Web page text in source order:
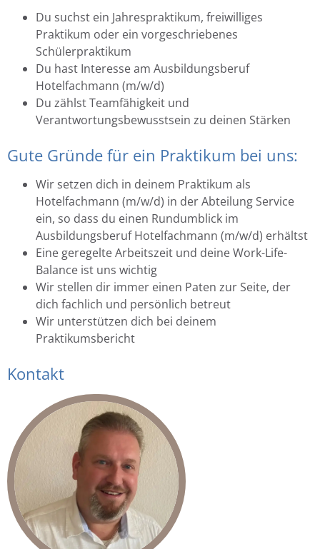
Du suchst ein Jahrespraktikum, freiwilliges
Praktikum oder ein vorgeschriebenes
Schülerpraktikum
Du hast Interesse am Ausbildungsberuf
Hotelfachmann (m/w/d)
Du zählst Teamfähigkeit und
Verantwortungsbewusstsein zu deinen Stärken
Gute Gründe für ein Praktikum bei uns:
Wir setzen dich in deinem Praktikum als
Hotelfachmann (m/w/d) in der Abteilung Service
ein, so dass du einen Rundumblick im
Ausbildungsberuf Hotelfachmann (m/w/d) erhältst
Eine geregelte Arbeitszeit und deine Work-Life-
Balance ist uns wichtig
Wir stellen dir immer einen Paten zur Seite, der
dich fachlich und persönlich betreut
Wir unterstützen dich bei deinem
Praktikumsbericht
Kontakt